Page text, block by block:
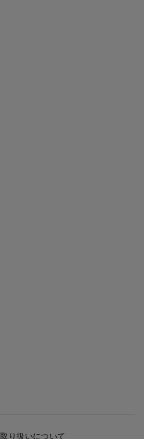
り扱いについて